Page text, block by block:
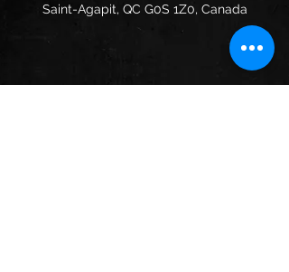
Saint-Agapit, QC G0S 1Z0, Canada